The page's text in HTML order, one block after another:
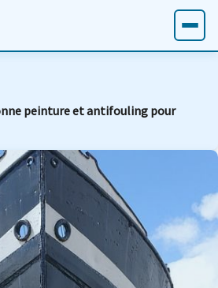
peinture et antifouling pour